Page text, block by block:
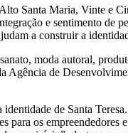
Santa Maria, Vinte e
e sentimento de
a construir a
moda autoral,
Agência de
de Santa
para os empreendedores